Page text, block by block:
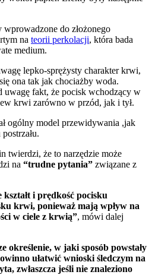
wprowadzone do złożonego
na teorii perkolacji, która bada
medium.
lepko-sprężysty charakter krwi,
ona tak jak chociażby woda.
uwagę fakt, że pocisk wchodzący w
krwi zarówno w przód, jak i tył.
ogólny model przewidywania ,jak
twierdzi, że to narzędzie może
na “trudne pytania” związane z
kształt i prędkość pocisku
krwi, ponieważ mają wpływ na
w ciele z krwią”, mówi dalej
określenie, w jaki sposób powstały
ułatwić wnioski śledczym na
zwłaszcza jeśli nie znaleziono